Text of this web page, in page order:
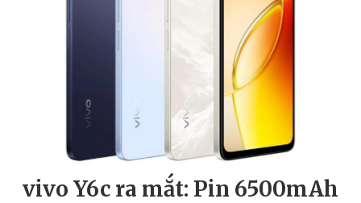
vivo Y6c ra mắt: Pin 6500mAh